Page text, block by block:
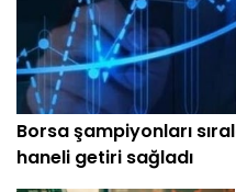
Borsa şampiyonları
haneli getiri sağladı